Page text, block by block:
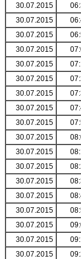
30.07.2015
30.07.2015
30.07.2015
30.07.2015
30.07.2015
30.07.2015
30.07.2015
30.07.2015
30.07.2015
30.07.2015
30.07.2015
30.07.2015
30.07.2015
30.07.2015
30.07.2015
30.07.2015
30.07.2015
30.07.2015